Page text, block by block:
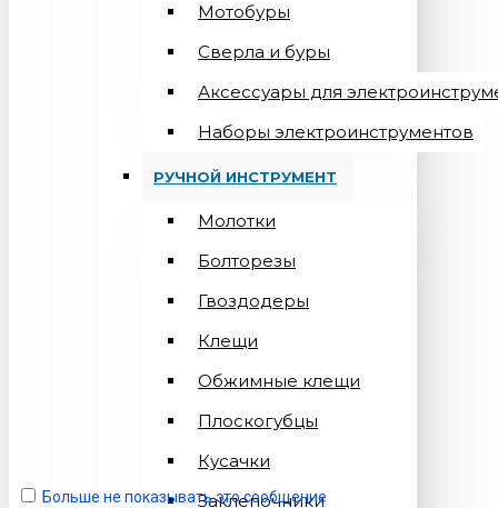
Мотобуры
Сверла и буры
Аксессуары для
Наборы электроинструментов
РУЧНОЙ ИНСТРУМЕНТ
Молотки
Болторезы
Гвоздодеры
Клещи
Обжимные клещи
Плоскогубцы
Кусачки
Заклепочники
Больше не показывать это сообщение